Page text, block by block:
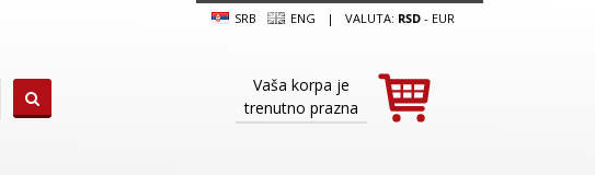
SRB ENG | VALUTA: RSD- EUR
Vaša korpa je
trenutno prazna